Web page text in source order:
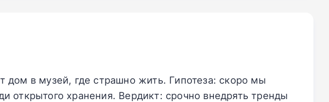
в музей, где страшно жить. Гипотеза: скоро мы
открытого хранения. Вердикт: срочно внедрять тренды